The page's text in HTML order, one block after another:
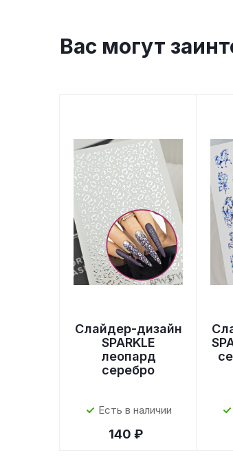
Вас могут
Слайдер-дизайн
SPARKLE
леопард
серебро
Есть в наличии
140 ₽